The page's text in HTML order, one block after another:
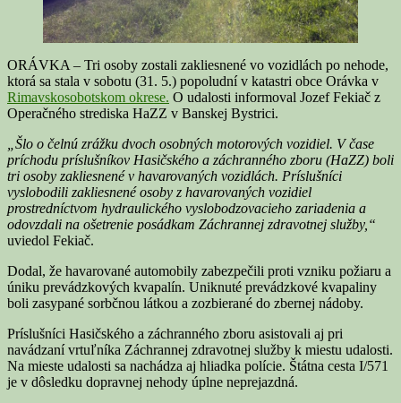
ORÁVKA – Tri osoby zostali zakliesnené vo vozidlách po nehode,
ktorá sa stala v sobotu (31. 5.) popoludní v katastri obce Orávka v
Rimavskosobotskom okrese. O udalosti informoval Jozef Fekiač z
Operačného strediska HaZZ v Banskej Bystrici.
„Šlo o čelnú zrážku dvoch osobných motorových vozidiel. V čase
príchodu príslušníkov Hasičského a záchranného zboru (HaZZ) boli
tri osoby zakliesnené v havarovaných vozidlách. Príslušníci
vyslobodili zakliesnené osoby z havarovaných vozidiel
prostredníctvom hydraulického vyslobodzovacieho zariadenia a
odovzdali na ošetrenie posádkam Záchrannej zdravotnej služby,“
uviedol Fekiač.
Dodal, že havarované automobily zabezpečili proti vzniku požiaru a
úniku prevádzkových kvapalín. Uniknuté prevádzkové kvapaliny
boli zasypané sorbčnou látkou a zozbierané do zbernej nádoby.
Príslušníci Hasičského a záchranného zboru asistovali aj pri
navádzaní vrtuľníka Záchrannej zdravotnej služby k miestu udalosti.
Na mieste udalosti sa nachádza aj hliadka polície. Štátna cesta I/571
je v dôsledku dopravnej nehody úplne neprejazdná.